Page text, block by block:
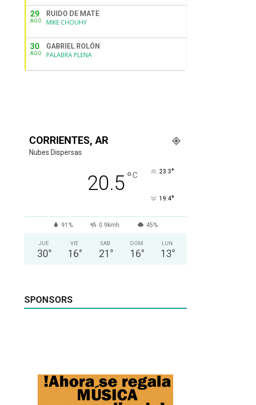
29
AGO
RUIDO DE MATE
MIKE CHOUHY
30
AGO
GABRIEL ROLÓN
PALABRA PLENA
CORRIENTES, AR
Nubes Dispersas
20.5°C 23.3°
19.4°
91% 0.9kmh 45%
JUE
30°
VIE
16°
SAB
21 °
DOM
16°
LUN
13°
SPONSORS